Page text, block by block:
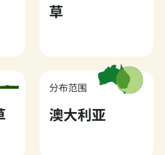
草
分布范围
澳大利亚